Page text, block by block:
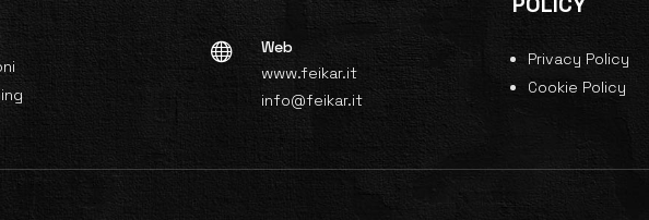

Web
www.feikar.it
info@feikar.it
Privacy Policy
Cookie Policy